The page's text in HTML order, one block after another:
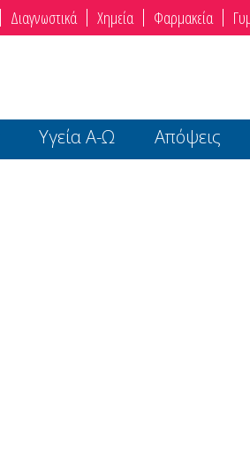
Διαγνωστικά Χημεία Φαρμακεία
Υγεία Α-Ω Απόψεις